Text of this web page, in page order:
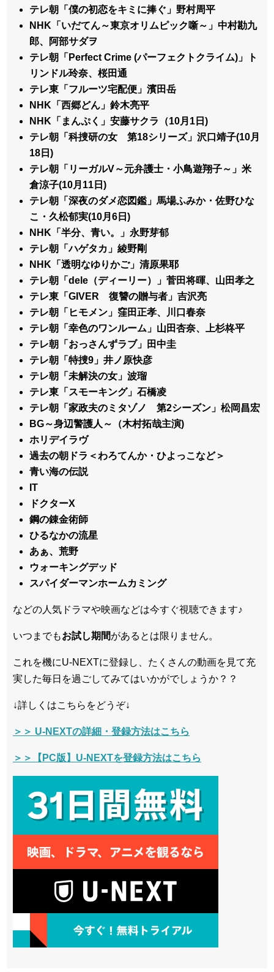
テレ朝「僕の初恋をキミに捧ぐ」野村周平
NHK「いだてん～東京オリムピック噺～」中村勘九
郎、阿部サダヲ
テレ朝「Perfect Crime (パーフェクトクライム)」ト
リンドル玲奈、桜田通
テレ東「フルーツ宅配便」濱田岳
NHK「西郷どん」鈴木亮平
NHK「まんぷく」安藤サクラ（10月1日)
テレ朝「科捜研の女 第18シリーズ」沢口靖子(10月
18日)
テレ朝「リーガルV～元弁護士・小鳥遊翔子～」米
倉涼子(10月11日)
テレ朝「深夜のダメ恋図鑑」馬場ふみか・佐野ひな
こ・久松郁実(10月6日)
NHK「半分、青い。」永野芽郁
テレ朝「ハゲタカ」綾野剛
NHK「透明なゆりかご」清原果耶
テレ朝「dele（ディーリー）」菅田将暉、山田孝之
テレ東「GIVER 復讐の贈与者」吉沢亮
テレ朝「ヒモメン」窪田正孝、川口春奈
テレ朝「幸色のワンルーム」山田杏奈、上杉柊平
テレ朝「おっさんずラブ」田中圭
テレ朝「特捜9」井ノ原快彦
テレ朝「未解決の女」波瑠
テレ東「スモーキング」石橋凌
テレ朝「家政夫のミタゾノ 第2シーズン」松岡昌宏
BG～身辺警護人～（木村拓哉主演)
ホリデイラヴ
過去の朝ドラ＜わろてんか・ひよっこなど＞
青い海の伝説
IT
ドクターX
鋼の錬金術師
ひるなかの流星
あぁ、荒野
ウォーキングデッド
スパイダーマンホームカミング
などの人気ドラマや映画などは今すぐ視聴できます♪
いつまでもお試し期間があるとは限りません。
これを機にU-NEXTに登録し、たくさんの動画を見て充
実した毎日を過ごしてみてはいかがでしょうか？？
↓詳しくはこちらをどうぞ↓
＞＞ U-NEXTの詳細・登録方法はこちら
＞＞【PC版】U-NEXTを登録方法はこちら